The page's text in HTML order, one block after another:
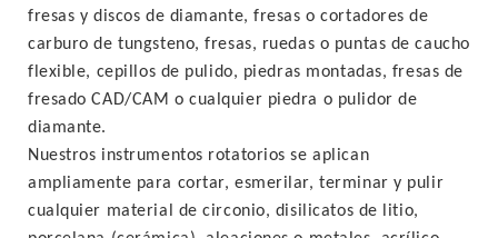
fresas y discos de diamante, fresas o cortadores de
carburo de tungsteno, fresas, ruedas o puntas de caucho
flexible, cepillos de pulido, piedras montadas, fresas de
fresado CAD/CAM o cualquier piedra o pulidor de
diamante.
Nuestros instrumentos rotatorios se aplican
ampliamente para cortar, esmerilar, terminar y pulir
cualquier material de circonio, disilicatos de litio,